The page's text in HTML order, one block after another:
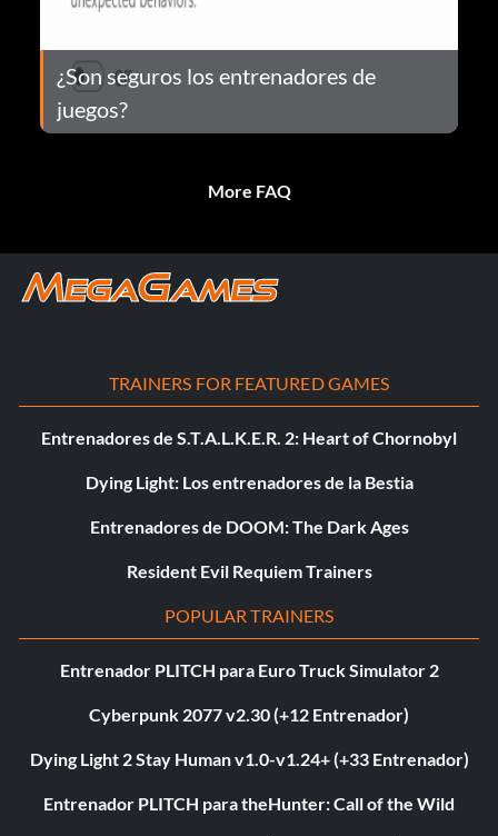
¿Son seguros los entrenadores de
juegos?
More FAQ
TRAINERS FOR FEATURED GAMES
Entrenadores de S.T.A.L.K.E.R. 2: Heart of Chornobyl
Dying Light: Los entrenadores de la Bestia
Entrenadores de DOOM: The Dark Ages
Resident Evil Requiem Trainers
POPULAR TRAINERS
Entrenador PLITCH para Euro Truck Simulator 2
Cyberpunk 2077 v2.30 (+12 Entrenador)
Dying Light 2 Stay Human v1.0-v1.24+ (+33 Entrenador)
Entrenador PLITCH para theHunter: Call of the Wild